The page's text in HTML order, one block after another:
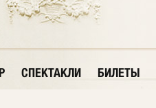
СПЕКТАКЛИ БИЛЕТЫ